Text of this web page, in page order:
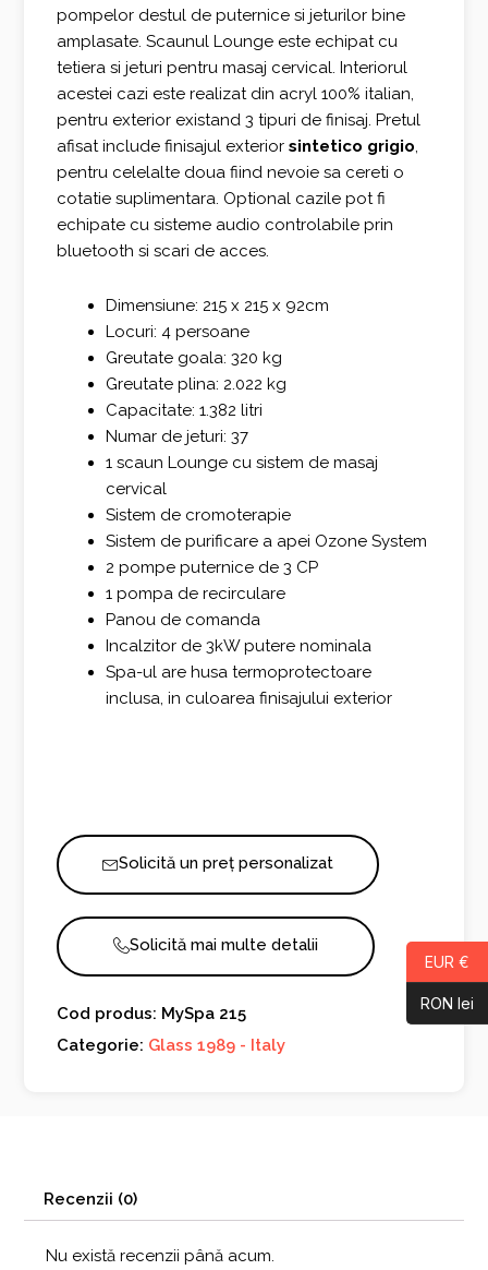
pompelor destul de puternice si jeturilor bine
amplasate. Scaunul Lounge este echipat cu
tetiera si jeturi pentru masaj cervical. Interiorul
acestei cazi este realizat din acryl 100% italian,
pentru exterior existand 3 tipuri de finisaj. Pretul
afisat include finisajul exteriorsintetico grigio,
pentru celelalte doua fiind nevoie sa cereti o
cotatie suplimentara. Optional cazile pot fi
echipate cu sisteme audio controlabile prin
bluetooth si scari de acces.
Dimensiune: 215 x 215 x 92cm
Locuri: 4 persoane
Greutate goala: 320 kg
Greutate plina: 2.022 kg
Capacitate: 1.382 litri
Numar de jeturi: 37
1 scaun Lounge cu sistem de masaj
cervical
Sistem de cromoterapie
Sistem de purificare a apei Ozone System
2 pompe puternice de 3 CP
1 pompa de recirculare
Panou de comanda
Incalzitor de 3kW putere nominala
Spa-ul are husa termoprotectoare
inclusa, in culoarea finisajului exterior
Solicită un preț personalizat
Solicită mai multe detalii
Cod produs: MySpa 215
Categorie: Glass 1989 - Italy
Recenzii (0)
Nu există recenzii până acum.
EUR €
RON lei